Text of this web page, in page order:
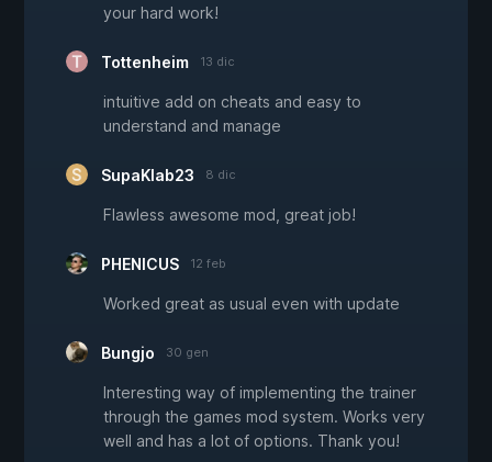
your hard work!
Tottenheim 13 dic
intuitive add on cheats and easy to
understand and manage
SupaKlab23 8 dic
Flawless awesome mod, great job!
PHENICUS 12 feb
Worked great as usual even with update
Bungjo 30 gen
Interesting way of implementing the trainer
through the games mod system. Works very
well and has a lot of options. Thank you!